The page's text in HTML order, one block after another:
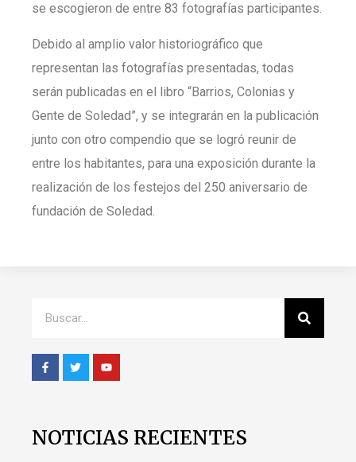
se escogieron de entre 83 fotografías participantes.
Debido al amplio valor historiográfico que
representan las fotografías presentadas, todas
serán publicadas en el libro “Barrios, Colonias y
Gente de Soledad”, y se integrarán en la publicación
junto con otro compendio que se logró reunir de
entre los habitantes, para una exposición durante la
realización de los festejos del 250 aniversario de
fundación de Soledad.
NOTICIAS RECIENTES